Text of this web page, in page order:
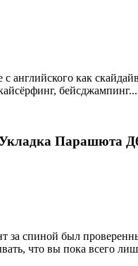
английского как
бейсджампинг...
Парашюта
за спиной был
что вы пока всего